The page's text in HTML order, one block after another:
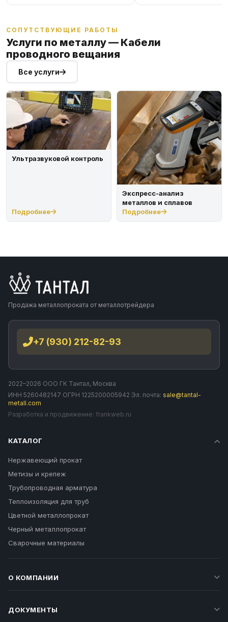
СОПУТСТВУЮЩИЕ РАБОТЫ
Услуги по металлу — Кабели
проводного вещания
Все услуги
Ультразвуковой контроль
Подробнее
Экспресс-анализ
металлов и сплавов
Подробнее
Продажа металлопроката от металлотрейдера
+7 (930) 212-82-93
2022–2026 ООО ГК Тантал, Москва
ИНН 5260482147 ОГРН 1225200005942 Эл. почта: sale@tantal-
metall.com
Разработка и продвижение: frankweb.ru
КАТАЛОГ
Нержавеющий прокат
Метизы и крепеж
Трубопроводная арматура
Теплоизоляция для труб
Цветной металлопрокат
Черный металлопрокат
Сварочные материалы
О КОМПАНИИ
ДОКУМЕНТЫ